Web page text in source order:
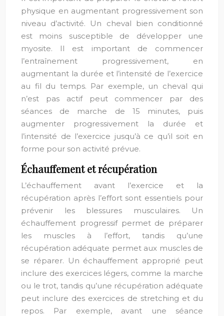
physique en augmentant progressivement son
niveau d’activité. Un cheval bien conditionné
est moins susceptible de développer une
myosite. Il est important de commencer
l’entraînement progressivement, en
augmentant la durée et l’intensité de l’exercice
au fil du temps. Par exemple, un cheval qui
n’est pas actif peut commencer par des
séances de marche de 15 minutes, puis
augmenter progressivement la durée et
l’intensité de l’exercice jusqu’à ce qu’il soit en
forme pour son activité prévue.
Échauffement et récupération
L’échauffement avant l’exercice et la
récupération après l’effort sont essentiels pour
prévenir les blessures musculaires. Un
échauffement progressif permet de préparer
les muscles à l’effort, tandis qu’une
récupération adéquate permet aux muscles de
se réparer. Un échauffement approprié peut
inclure des exercices légers, comme la marche
ou le trot, tandis qu’une récupération adéquate
peut inclure des exercices de stretching et du
repos. Par exemple, avant une séance